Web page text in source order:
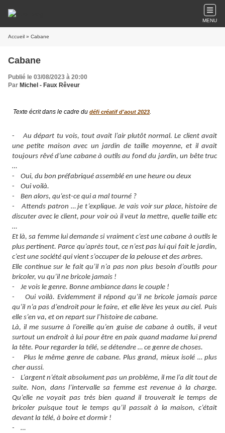
MENU
Accueil » Cabane
Cabane
Publié le 03/08/2023 à 20:00
Par Michel - Faux Rêveur
Texte écrit dans le cadre du défi créatif d'aout 2023.
-
Au départ tu vois, tout avait l’air plutôt normal. Le client avait
une petite maison avec un jardin de taille moyenne, et il avait
toujours rêvé d’une cabane à outils au fond du jardin, un bête truc
…
- Oui, du bon préfabriqué assemblé en une heure ou deux
- Oui voilà.
- Ben alors, qu’est-ce qui a mal tourné ?
- Attends patron … je t’explique. Je vais voir sur place, histoire de
discuter avec le client, pour voir où il veut la mettre, quelle taille etc
…
Et là, sa femme lui demande si vraiment c’est une cabane à outils le
plus pertinent. Parce qu’après tout, ce n’est pas lui qui fait le jardin,
c’est une société qui vient s’occuper de la pelouse et des arbres.
Elle continue sur le fait qu’il n’a pas non plus besoin d’outils pour
bricoler, vu qu’il ne bricole jamais !
- Je vois le genre. Bonne ambiance dans le couple !
- Oui voilà. Evidemment il répond qu’il ne bricole jamais parce
qu’il n’a pas d’endroit pour le faire, et elle lève les yeux au ciel. Puis
elle s’en va, et on repart sur l’histoire de cabane.
Là, il me susurre à l’oreille qu’en guise de cabane à outils, il veut
surtout un endroit à lui pour être en paix quand madame lui prend
la tête. Pour regarder la télé, se détendre … ce genre de choses.
- Plus le même genre de cabane. Plus grand, mieux isolé … plus
cher aussi.
- L’argent n’était absolument pas un problème, il me l’a dit tout de
suite. Non, dans l’intervalle sa femme est revenue à la charge.
Qu’elle ne voyait pas très bien quand il trouverait le temps de
bricoler puisque tout le temps qu’il passait à la maison, c’était
devant la télé, à boire et dormir !
- …